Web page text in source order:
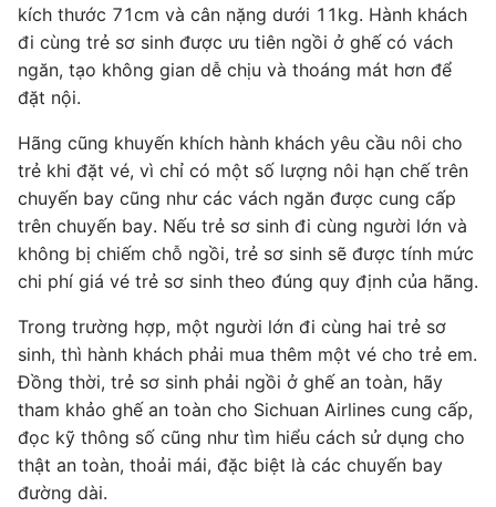
kích thước 71cm và cân nặng dưới 11kg. Hành khách
đi cùng trẻ sơ sinh được ưu tiên ngồi ở ghế có vách
ngăn, tạo không gian dễ chịu và thoáng mát hơn để
đặt nội.
Hãng cũng khuyến khích hành khách yêu cầu nôi cho
trẻ khi đặt vé, vì chỉ có một số lượng nôi hạn chế trên
chuyến bay cũng như các vách ngăn được cung cấp
trên chuyến bay. Nếu trẻ sơ sinh đi cùng người lớn và
không bị chiếm chỗ ngồi, trẻ sơ sinh sẽ được tính mức
chi phí giá vé trẻ sơ sinh theo đúng quy định của hãng.
Trong trường hợp, một người lớn đi cùng hai trẻ sơ
sinh, thì hành khách phải mua thêm một vé cho trẻ em.
Đồng thời, trẻ sơ sinh phải ngồi ở ghế an toàn, hãy
tham khảo ghế an toàn cho Sichuan Airlines cung cấp,
đọc kỹ thông số cũng như tìm hiểu cách sử dụng cho
thật an toàn, thoải mái, đặc biệt là các chuyến bay
đường dài.